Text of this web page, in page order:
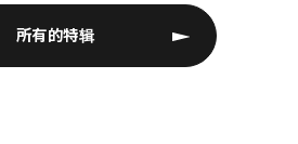
所有的特辑